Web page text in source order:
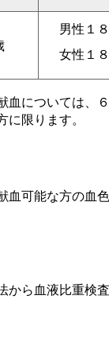
男性１
女性１
血については、
限ります。
血可能な方の血
ら血液比重検査